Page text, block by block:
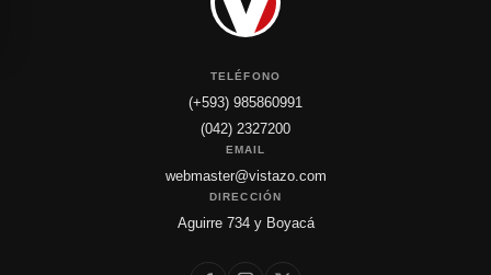
TELÉFONO
(+593) 985860991
(042) 2327200
EMAIL
webmaster@vistazo.com
DIRECCIÓN
Aguirre 734 y Boyacá